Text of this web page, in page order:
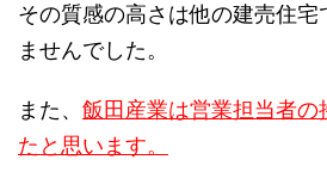
その質感の高さは他の建売住
ませんでした。
また、 飯田産業は営業担当者の
たと思います。